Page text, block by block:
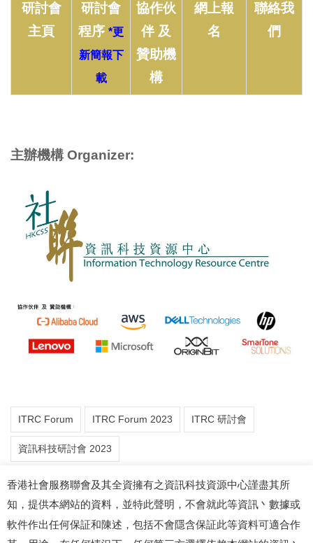
研討會
主頁
研討會
程序 *更
新簡報下
載
協作伙
伴 及
贊助機
構
網上報
名
聯絡我
們
主辦機構 Organizer:
ITRC Forum ITRC Forum 2023 ITRC 研討會
資訊科技研討會 2023
香港社會服務聯會及其全資擁有之資訊科技資源中心謹盡其所
知，提供本網站的資料，並特此聲明，不會就此等資訊丶數據或
軟件作出任何保証和陳述，包括不會隱含保証此等資料可適合作